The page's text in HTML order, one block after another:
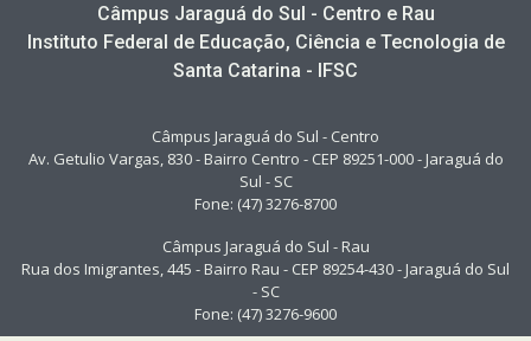
Câmpus Jaraguá do Sul - Centro e Rau
Instituto Federal de Educação, Ciência e Tecnologia de
Santa Catarina - IFSC
Câmpus Jaraguá do Sul - Centro
Av. Getulio Vargas, 830 - Bairro Centro - CEP 89251-000 - Jaraguá do
Sul - SC
Fone: (47) 3276-8700
Câmpus Jaraguá do Sul - Rau
Rua dos Imigrantes, 445 - Bairro Rau - CEP 89254-430 - Jaraguá do Sul
- SC
Fone: (47) 3276-9600